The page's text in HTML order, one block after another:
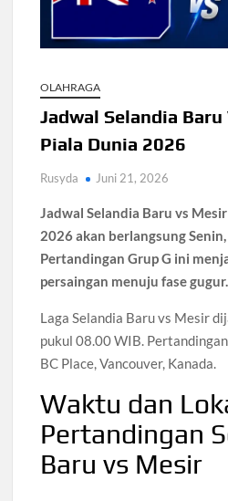
PKB Soal Reshuffle Kabinet:
Huawei Power Bank 12000 mAh
PDRM Perketat Perbatasan Usai
OLAHRAGA
Jadwal Selandia
Piala Dunia 2026
Rusyda Juni 21, 2026
Jadwal Selandia Baru vs
2026 akan berlangsung
Pertandingan Grup G ini
persaingan menuju fase gugur.
Laga Selandia Baru vs Mesir
pukul 08.00 WIB.
BC Place, Vancouver, Kanada.
Waktu dan
Pertandingan
Baru vs Mesir